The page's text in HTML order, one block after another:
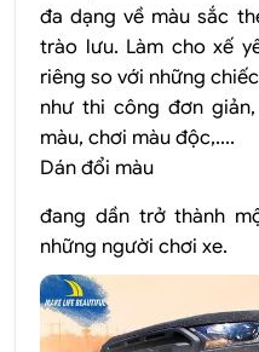
đa dạng về màu sắc
trào lưu. Làm cho xế
riêng so với những
như thi công đơn
màu, chơi màu độc,....
Dán đổi màu
đang dần trở thành
những người chơi xe.